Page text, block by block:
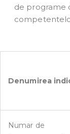
de programe
Denumirea
Numar de